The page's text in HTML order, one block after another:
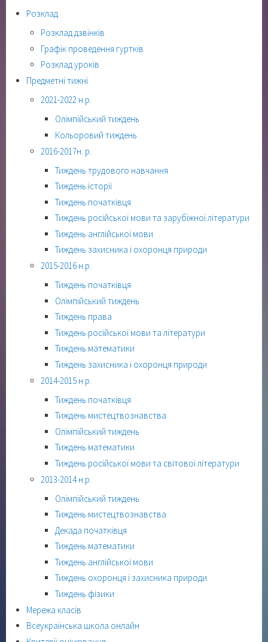
Розклад
Розклад дзвінків
Графік проведення гуртків
Розклад уроків
Предметні тижні
2021-2022 н.р.
Олімпійський тиждень
Кольоровий тиждень
2016-2017н. р.
Тиждень трудового навчання
Тиждень історії
Тиждень початківця
Тиждень російської мови та зарубіжної літератури
Тиждень англійської мови
Тиждень захисника і охоронця природи
2015-2016 н.р.
Тиждень початківця
Олімпійський тиждень
Тиждень права
Тиждень російської мови та літератури
Тиждень математики
Тиждень захисника і охоронця природи
2014-2015 н.р.
Тиждень початківця
Тиждень мистецтвознавства
Олімпійський тиждень
Тиждень математики
Тиждень російської мови та світової літератури
2013-2014 н.р.
Олімпійський тиждень
Тиждень мистецтвознавства
Декада початківця
Тиждень математики
Тиждень англійської мови
Тиждень охоронця і захисника природи.
Тиждень фізики
Мережа класів
Всеукраїнська школа онлайн